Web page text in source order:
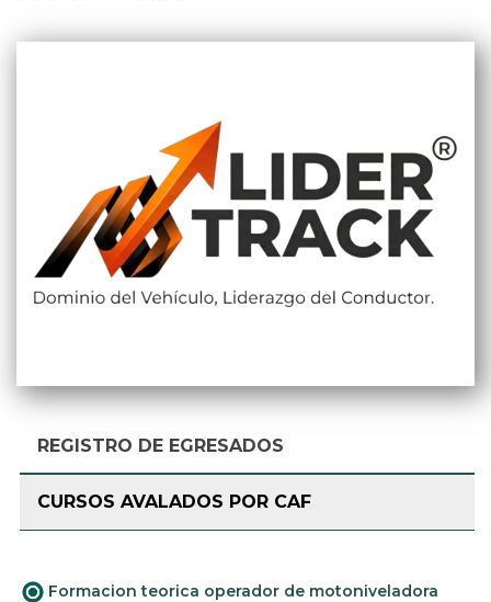
REGISTRO DE EGRESADOS
CURSOS AVALADOS POR CAF
Formacion teorica operador de motoniveladora